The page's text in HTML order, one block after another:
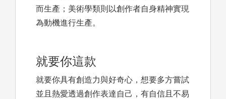
而生產；美術學類則以創作者自身精神實現
為動機進行生產。
就要你這款
就要你具有創造力與好奇心，想要多方嘗試
並且熱愛透過創作表達自己，有自信且不易